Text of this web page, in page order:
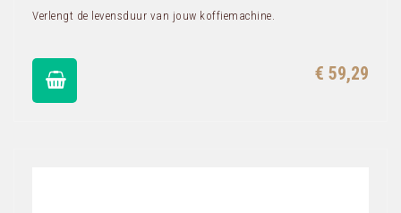
Verlengt de levensduur van jouw koffiemachine.
€ 59,29